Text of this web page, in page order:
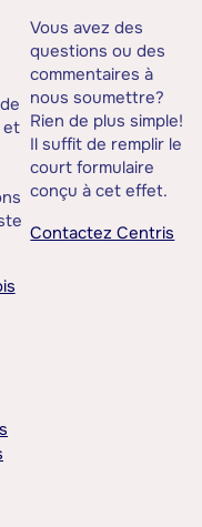
et
Vous avez des
questions ou des
commentaires à
nous soumettre?
Rien de plus simple!
Il suffit de remplir le
court formulaire
conçu à cet effet.
Contactez Centris